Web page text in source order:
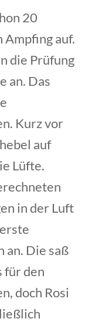
20
auf.
die Prüfung
an. Das
Kurz vor
auf
Lüfte.
in der Luft
an. Die saß
für den
doch Rosi